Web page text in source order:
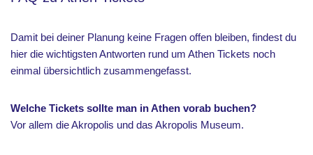
Damit bei deiner Planung keine Fragen offen bleiben, findest du
hier die wichtigsten Antworten rund um Athen Tickets noch
einmal übersichtlich zusammengefasst.
Welche Tickets sollte man in Athen vorab buchen?
Vor allem die Akropolis und das Akropolis Museum.